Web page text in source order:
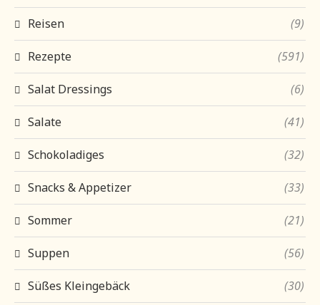
Reisen (9)
Rezepte (591)
Salat Dressings (6)
Salate (41)
Schokoladiges (32)
Snacks & Appetizer (33)
Sommer (21)
Suppen (56)
Süßes Kleingebäck (30)